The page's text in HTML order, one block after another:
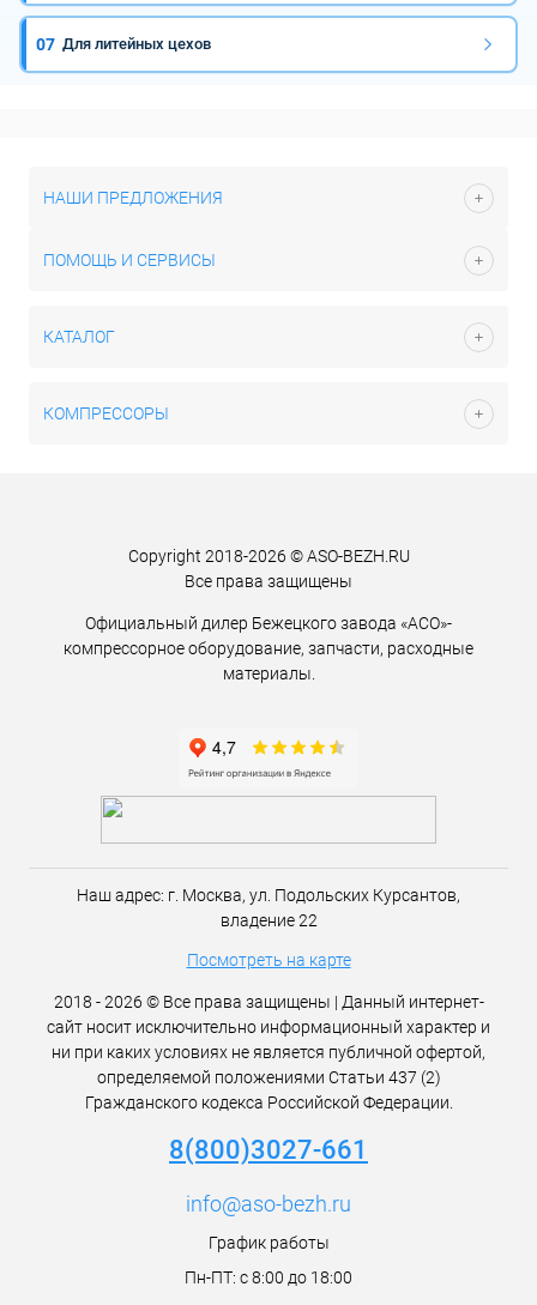
07 Для литейных цехов
НАШИ ПРЕДЛОЖЕНИЯ
ПОМОЩЬ И СЕРВИСЫ
КАТАЛОГ
КОМПРЕССОРЫ
Copyright 2018-2026 © ASO-BEZH.RU
Все права защищены
Официальный дилер Бежецкого завода «АСО»-
компрессорное оборудование, запчасти, расходные
материалы.
Наш адрес: г. Москва, ул. Подольских Курсантов,
владение 22
Посмотреть на карте
2018 - 2026 © Все права защищены | Данный интернет-
сайт носит исключительно информационный характер и
ни при каких условиях не является публичной офертой,
определяемой положениями Статьи 437 (2)
Гражданского кодекса Российской Федерации.
8(800)3027-661
info@aso-bezh.ru
График работы
Пн-ПТ: с 8:00 до 18:00